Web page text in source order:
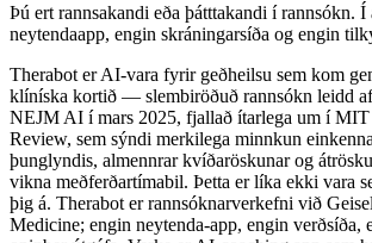
Þú ert rannsakandi eða þátttakandi í rannsókn.
neytendaapp, engin skráningarsíða og engin
Therabot er AI-vara fyrir geðheilsu sem kom
klíníska kortið — slembiröðuð rannsókn leidd
NEJM AI í mars 2025, fjallað ítarlega um í
Review, sem sýndi merkilega minnkun
þunglyndis, almennrar kvíðaröskunar og
vikna meðferðartímabil. Þetta er líka ekki vara
þig á. Therabot er rannsóknarverkefni við
Medicine; engin neytenda-app, engin verðsíða,